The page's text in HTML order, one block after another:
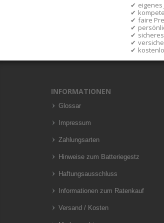
faire
INFORMATIONEN
Glossar
Impressum
Zahlungsarten
Hinweise zum Batteriegestz
Haftungsausschluss
Informationen zum Ratenkauf
Versand / Kosten